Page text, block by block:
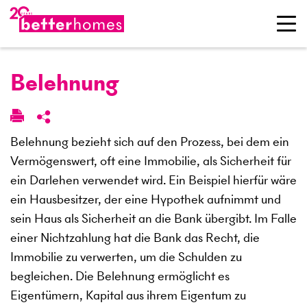
Belehnung
Belehnung bezieht sich auf den Prozess, bei dem ein
Vermögenswert, oft eine Immobilie, als Sicherheit für
ein Darlehen verwendet wird. Ein Beispiel hierfür wäre
ein Hausbesitzer, der eine Hypothek aufnimmt und
sein Haus als Sicherheit an die Bank übergibt. Im Falle
einer Nichtzahlung hat die Bank das Recht, die
Immobilie zu verwerten, um die Schulden zu
begleichen. Die Belehnung ermöglicht es
Eigentümern, Kapital aus ihrem Eigentum zu